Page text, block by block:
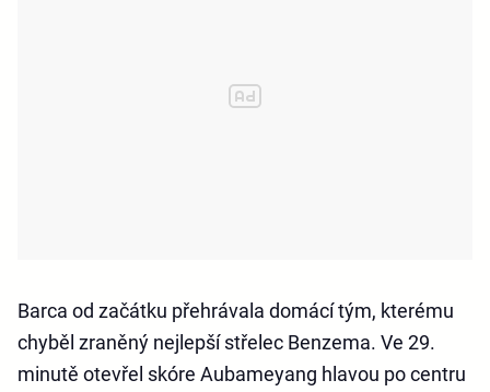
Barca od začátku přehrávala domácí tým, kterému
chyběl zraněný nejlepší střelec Benzema. Ve 29.
minutě otevřel skóre Aubameyang hlavou po centru